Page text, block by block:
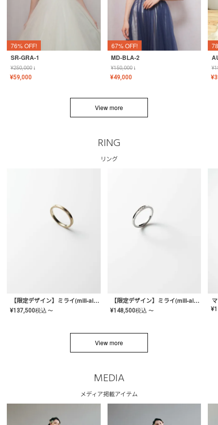
76% OFF!
SR-GRA-1
¥250,000↓
¥59,000
67% OFF!
MD-BLA-2
¥150,000↓
¥49,000
¥
¥
View more
RING
リング
【限定デザイン】ミライ(mill-ai)リング
¥137,500税込 〜
【限定デザイン】ミライ(mill-ai)リング
¥148,500税込 〜 ¥
View more
MEDIA
メディア掲載アイテム